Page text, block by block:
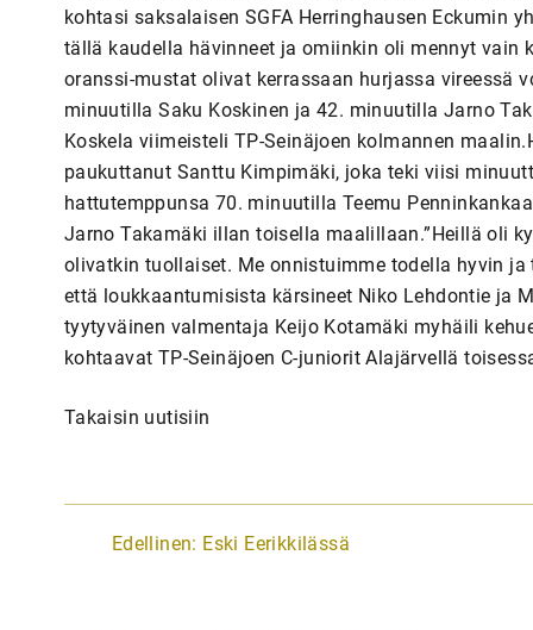
kohtasi saksalaisen SGFA Herringhausen Eckumin
tällä kaudella hävinneet ja omiinkin oli mennyt
oranssi-mustat olivat kerrassaan hurjassa vireessä
minuutilla Saku Koskinen ja 42. minuutilla Jarno
Koskela viimeisteli TP-Seinäjoen kolmannen
paukuttanut Santtu Kimpimäki, joka teki viisi
hattutemppunsa 70. minuutilla Teemu
Jarno Takamäki illan toisella maalillaan.”Heillä oli
olivatkin tuollaiset. Me onnistuimme todella hyvin
että loukkaantumisista kärsineet Niko Lehdontie ja
tyytyväinen valmentaja Keijo Kotamäki myhäili
kohtaavat TP-Seinäjoen C-juniorit Alajärvellä
Takaisin uutisiin
A
Edellinen: Eski Eerikkilässä